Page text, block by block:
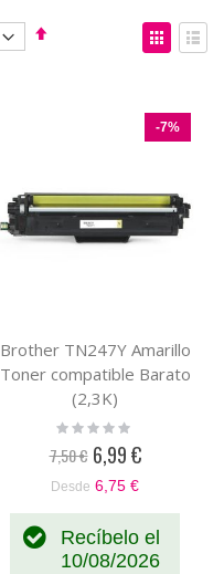
Fijar
Ver
como
-7%
Brother TN247Y Amarillo
Toner compatible Barato
(2,3K)
Rating:
7,50 € Precio
6,99 €
Desde 6,75 €
Recíbelo el
10/08/2026